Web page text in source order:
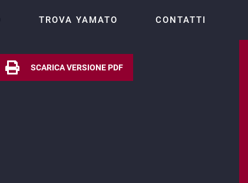
TROVA YAMATO CONTATTI
SCARICA VERSIONE PDF